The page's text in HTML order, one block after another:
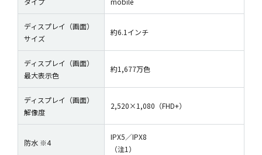
ディスプレイ（画面）
サイズ
約6.1インチ
ディスプレイ（画面）
最大表示色
約1,677万色
ディスプレイ（画面）
解像度
2,520×1,080（FHD+）
防水 ※4
IPX5／IPX8
（注1）